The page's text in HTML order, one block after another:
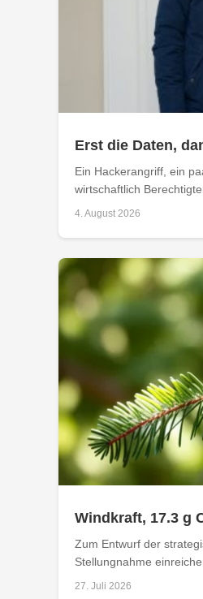
Erst die Daten,
Ein Hackerangriff, ein
wirtschaftlich
4. August 2026
Windkraft, 17.3 g
Zum Entwurf der
Stellungnahme
27. Juli 2026